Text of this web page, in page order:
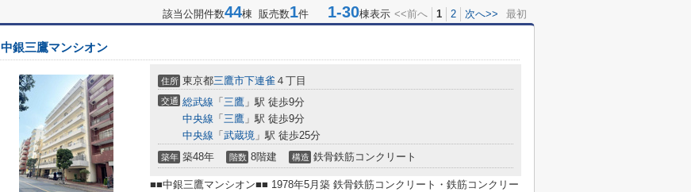
該当公開件数44棟 販売数1件 1-30棟表示 <<前へ 1 2 次へ>> 最初
中銀三鷹マンシオン
住所 東京都三鷹市下連雀 ４丁目
交通 総武線 「 三鷹 」駅 徒歩9分
中央線 「 三鷹 」駅 徒歩9分
中央線 「 武蔵境 」駅 徒歩25分
築年 築48年 階数 8階建 構造 鉄骨鉄筋コンクリート
■■中銀三鷹マンシオン■■ 1978年5月築 鉄骨鉄筋コンクリート・鉄筋コンクリー